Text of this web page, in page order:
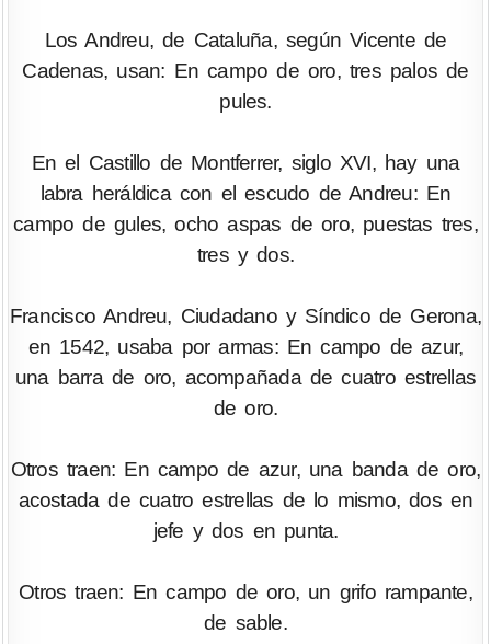
Los Andreu, de Cataluña, según Vicente de
Cadenas, usan: En campo de oro, tres palos de
pules.
En el Castillo de Montferrer, siglo XVI, hay una
labra heráldica con el escudo de Andreu: En
campo de gules, ocho aspas de oro, puestas tres,
tres y dos.
Francisco Andreu, Ciudadano y Síndico de Gerona,
en 1542, usaba por armas: En campo de azur,
una barra de oro, acompañada de cuatro estrellas
de oro.
Otros traen: En campo de azur, una banda de oro,
acostada de cuatro estrellas de lo mismo, dos en
jefe y dos en punta.
Otros traen: En campo de oro, un grifo rampante,
de sable.